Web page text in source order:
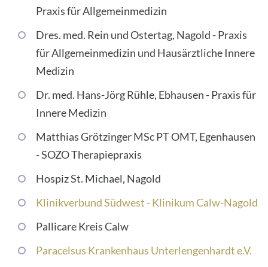
Praxis für Allgemeinmedizin
Dres. med. Rein und Ostertag, Nagold - Praxis
für Allgemeinmedizin und Hausärztliche Innere
Medizin
Dr. med. Hans-Jörg Rühle, Ebhausen - Praxis für
Innere Medizin
Matthias Grötzinger MSc PT OMT, Egenhausen
- SOZO Therapiepraxis
Hospiz St. Michael, Nagold
Klinikverbund Südwest - Klinikum Calw-Nagold
Pallicare Kreis Calw
Paracelsus Krankenhaus Unterlengenhardt e.V.